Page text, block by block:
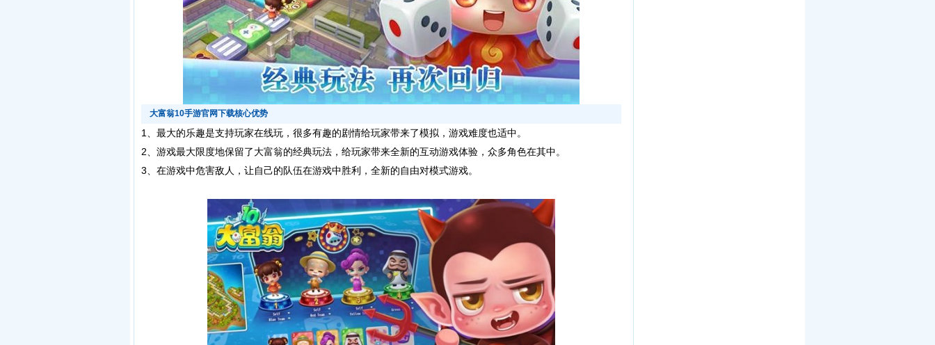
大富翁10手游官网下载核心优势
1、最大的乐趣是支持玩家在线玩，很多有趣的剧情给玩家带来了模拟，游戏难度也适中。
2、游戏最大限度地保留了大富翁的经典玩法，给玩家带来全新的互动游戏体验，众多角色在其中。
3、在游戏中危害敌人，让自己的队伍在游戏中胜利，全新的自由对模式游戏。